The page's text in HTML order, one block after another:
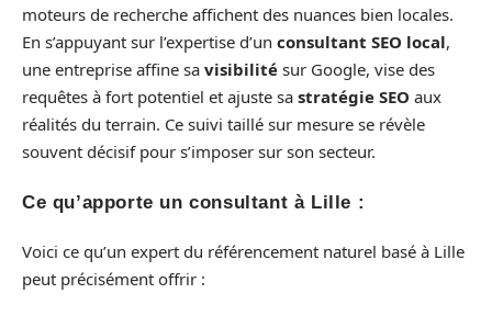
moteurs de recherche affichent des nuances bien locales.
En s’appuyant sur l’expertise d’un consultant SEO local,
une entreprise affine sa visibilité sur Google, vise des
requêtes à fort potentiel et ajuste sa stratégie SEO aux
réalités du terrain. Ce suivi taillé sur mesure se révèle
souvent décisif pour s’imposer sur son secteur.
Ce qu’apporte un consultant à Lille :
Voici ce qu’un expert du référencement naturel basé à Lille
peut précisément offrir :